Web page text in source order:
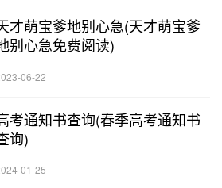
才萌宝爹地别心急(天才萌宝爹
别心急免费阅读)
06-22
考通知书查询(春季高考通知书
询)
01-25